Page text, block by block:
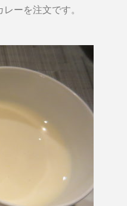
ーを注文です。